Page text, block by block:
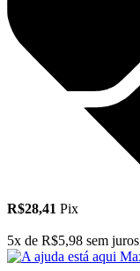
R$28,41 Pix
5x de R$5,98 sem juros